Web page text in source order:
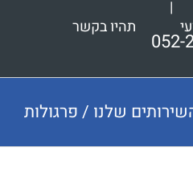
052-
תהיו בקשר
שלנו /פרגולות